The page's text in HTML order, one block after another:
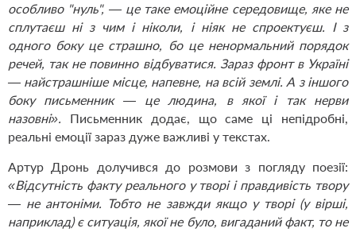
особливо "нуль", — це таке емоційне середовище, яке не
сплутаєш ні з чим і ніколи, і ніяк не спроектуєш. І з
одного боку це страшно, бо це ненормальний порядок
речей, так не повинно відбуватися. Зараз фронт в Україні
— найстрашніше місце, напевне, на всій землі. А з іншого
боку письменник — це людина, в якої і так нерви
назовні». Письменник додає, що саме ці непідробні,
реальні емоції зараз дуже важливі у текстах.
Артур Дронь долучився до розмови з погляду поезії:
«Відсутність факту реального у творі і правдивість твору
— не антоніми. Тобто не завжди якщо у творі (у вірші,
наприклад) є ситуація, якої не було, вигаданий факт, то не